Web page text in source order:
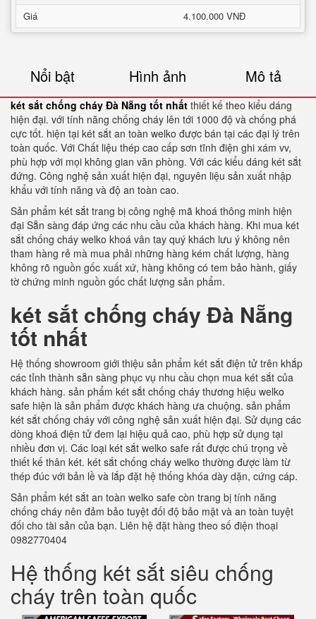
Giá
4.100.000 VNĐ
Nổi bật Hình ảnh Mô tả
két sắt chống cháy Đà Nẵng tốt nhất thiết kế theo kiểu dáng
hiện đại. với tính năng chống cháy lên tới 1000 độ và chống phá
cực tốt. hiện tại két sắt an toàn welko được bán tại các đại lý trên
toàn quốc. Với Chất liệu thép cao cấp sơn tĩnh điện ghi xám vv,
phù hợp với mọi không gian văn phòng. Với các kiểu dáng két sắt
đứng. Công nghệ sản xuất hiện đại, nguyên liệu sản xuất nhập
khẩu với tính năng và độ an toàn cao.
Sản phẩm két sắt trang bị công nghệ mã khoá thông minh hiện
đại Sẵn sàng đáp ứng các nhu cầu của khách hàng. Khi mua két
sắt chống cháy welko khoá vân tay quý khách lưu ý không nên
tham hàng rẻ mà mua phải những hàng kém chất lượng, hàng
không rõ nguồn gốc xuất xứ, hàng không có tem bảo hành, giấy
tờ chứng minh nguồn gốc chất lượng sản phẩm.
két sắt chống cháy Đà Nẵng
tốt nhất
Hệ thống showroom giới thiệu sản phẩm két sắt điện tử trên khắp
các tỉnh thành sẵn sàng phục vụ nhu cầu chọn mua két sắt của
khách hàng. sản phẩm két sắt chống cháy thương hiệu welko
safe hiện là sản phẩm được khách hàng ưa chuộng. sản phẩm
két sắt chống cháy với công nghệ sản xuất hiện đại. Sử dụng các
dòng khoá điện tử đem lại hiệu quả cao, phù hợp sử dụng tại
nhiều đơn vị. Các loại két sắt welko safe rất được chú trọng về
thiết kế thân két. két sắt chống cháy welko thường được làm từ
thép đúc với bản lề và lắp đặt hệ thống khóa dày dặn, cứng cáp.
Sản phẩm két sắt an toàn welko safe còn trang bị tính năng
chống cháy nên đảm bảo tuyệt đối độ bảo mật và an toàn tuyệt
đối cho tài sản của bạn. Liên hệ đặt hàng theo số điện thoại
0982770404
Hệ thống két sắt siêu chống
cháy trên toàn quốc